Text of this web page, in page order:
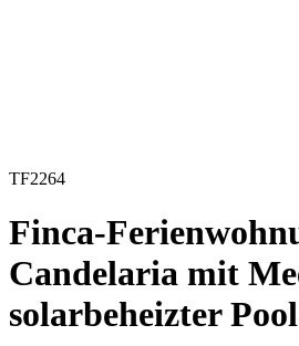
TF2264
Finca-
Candelaria mit
solarbeheizter Pool